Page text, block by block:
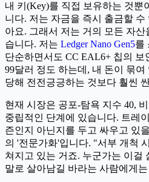
내 키(Key)를 직접 보유하는 것뿐
니다. 저는 자금을 즉시 출금할
아요. 그래서 저는 거의 모든 자
습니다. 저는 Ledger Nano Gen5를
단순하면서도 CC EAL6+ 칩의
99달러 정도 하는데, 내 돈이 묶
당해 전전긍긍하는 것보다 훨씬
현재 시장은 공포-탐욕 지수 40,
중립적인 단계에 있습니다. 트레
즌인지 아닌지를 두고 싸우고 있
의 '전문가화'입니다. "서부 개척
쳐지고 있는 거죠. 누군가는 이걸
말로 살아남길 바라는 사람에게